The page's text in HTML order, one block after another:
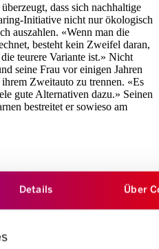
Details Über
dass sich nachhaltige
Initiative nicht nur ökologisch
auszahlen. «Wenn man die
besteht kein Zweifel daran,
teurere Variante ist.» Nicht
seine Frau vor einigen Jahren
Zweitauto zu trennen. «Es
gute Alternativen dazu.» Seinen
bestreitet er sowieso am